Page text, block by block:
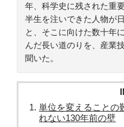
年、科学史に残された重
半生を注いできた人物が
と、そこに向けた数十年
んだ長い道のりを、産業
聞いた。
単位を変えること
れない130年前の壁